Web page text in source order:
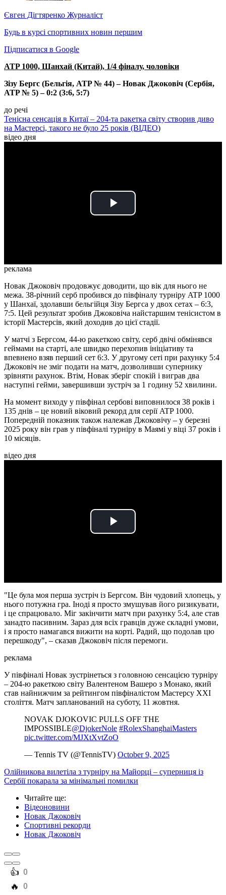
Євген Дігтяренко Журналіст
Будь в курсі спортивних новин першим
Підписатися в Google
ATP 1000, Шанхай (Китай), 1/4 фіналу, чоловіки
Зізу Бергс (Бельгія, ATP № 44) – Новак Джоковіч (Сербія,
ATP № 5) – 0:2 (3:6, 5:7)
до речі
Тенісна сенсація в Китаї – 204-та ракетка світу створив диво
на Мастерсі, такого не було 25 років (ВІДЕО)
відео дня
Play
реклама
Новак Джоковіч продовжує доводити, що вік для нього не
межа. 38-річний серб пробився до півфіналу турніру ATP 1000
у Шанхаї, здолавши бельгійця Зізу Бергса у двох сетах – 6:3,
7:5. Цей результат зробив Джоковіча найстаршим тенісистом в
історії Мастерсів, який доходив до цієї стадії.
У матчі з Бергсом, 44-ю ракеткою світу, серб двічі обмінявся
геймами на старті, але швидко перехопив ініціативу та
впевнено взяв перший сет 6:3. У другому сеті при рахунку 5:4
Джоковіч не зміг подати на матч, дозволивши супернику
зрівняти рахунок. Втім, Новак зберіг спокій і виграв два
наступні гейми, завершивши зустріч за 1 годину 52 хвилини.
На момент виходу у півфінал сербові виповнилося 38 років і
135 днів – це новий віковий рекорд для серії ATP 1000.
Попередній показник також належав Джоковічу – у березні
2025 року він грав у півфіналі турніру в Маямі у віці 37 років і
10 місяців.
відео дня
Play
"Це була моя перша зустріч із Бергсом. Він чудовий хлопець, у
нього потужна гра. Іноді я просто змушував його ризикувати,
і це спрацювало. Міг закінчити матч при рахунку 5:4, але став
занадто пасивним. Зараз для всіх гравців дуже складні умови,
і я просто намагався вижити на корті. Радий, що подолав цю
перешкоду", – сказав Джоковіч після перемоги.
реклама
У півфіналі Новак зустрінеться з головною сенсацією турніру
– 204-ю ракеткою світу Валентеном Вашеро з Монако, який
став найнижчим за рейтингом півфіналістом Мастерсу XXI
століття. Матч запланований на суботу, 11 жовтня.
NOVAK DJOKOVIC PULLS OFF THE
IMPOSSIBLE@DjokerNole #RolexShanghaiMasters
pic.twitter.com/MJXtXvtZoO
— Tennis TV (@TennisTV) October 9, 2025
Олійникова вилетіла з турніру на Майорці – суперниця із
Сербії покарала за мінімальні помилки
Читайте ще:
Відеоновини
Новак Джоковіч
Спортивні рекорди
Новак Джоковіч
️👍 0
️🔥 0